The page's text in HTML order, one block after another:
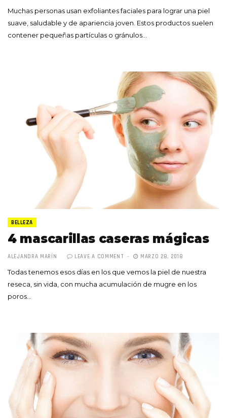
Muchas personas usan exfoliantes faciales para lograr una piel
suave, saludable y de apariencia joven. Estos productos suelen
contener pequeñas partículas o gránulos…
BELLEZA
4 mascarillas caseras mágicas
ALEJANDRA MARÍN LEAVE A COMMENT MARZO 28, 2018
Todas tenemos esos días en los que vemos la piel de nuestra
reseca, sin vida, con mucha acumulación de mugre en los
poros…